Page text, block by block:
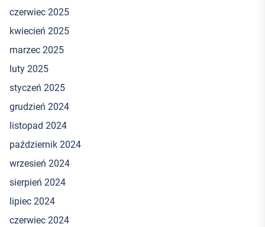
czerwiec 2025
kwiecień 2025
marzec 2025
luty 2025
styczeń 2025
grudzień 2024
listopad 2024
październik 2024
wrzesień 2024
sierpień 2024
lipiec 2024
czerwiec 2024